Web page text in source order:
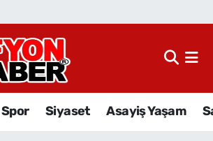
Spor Siyaset Asayiş Yaşam